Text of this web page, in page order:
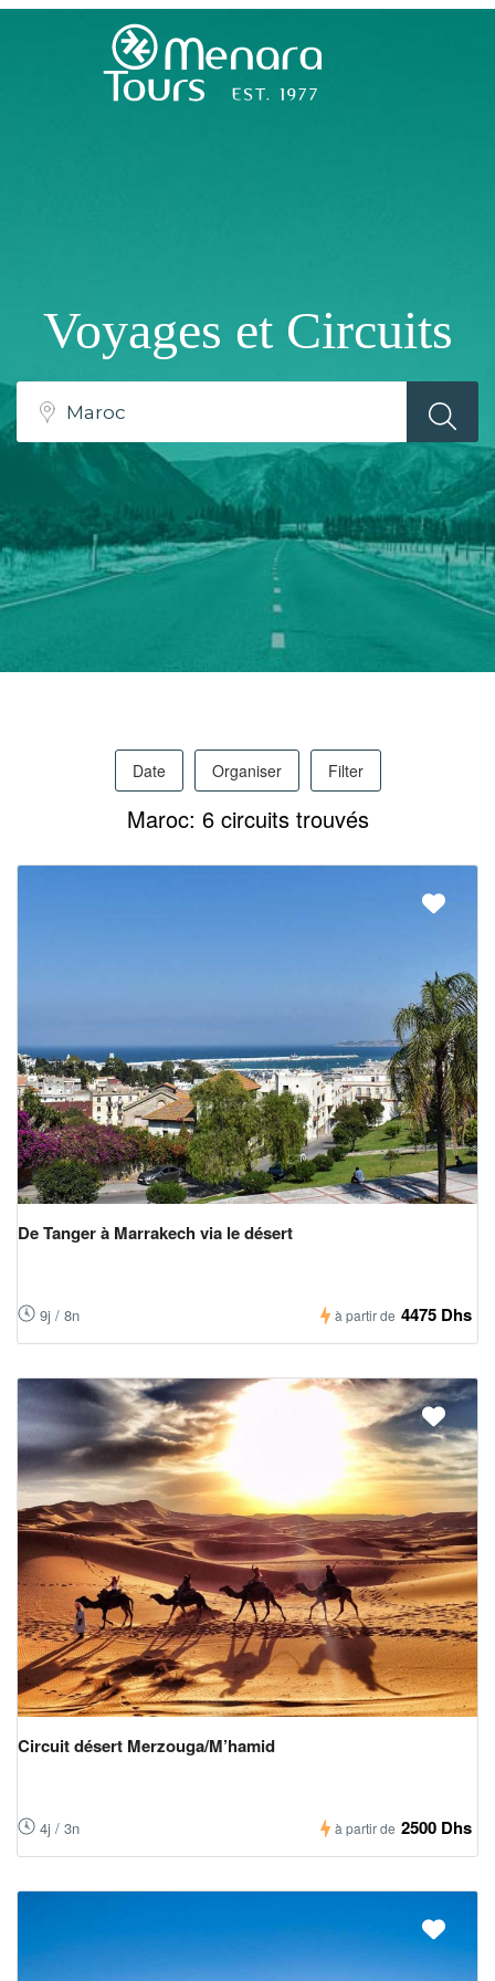
Voyages et Circuits
Date Organiser Filter
Maroc: 6 circuits trouvés
De Tanger à Marrakech via le désert
9j / 8n à partir de 4475 Dhs
Circuit désert Merzouga/M’hamid
4j / 3n à partir de 2500 Dhs
Voyages
Service
Pro
Propos